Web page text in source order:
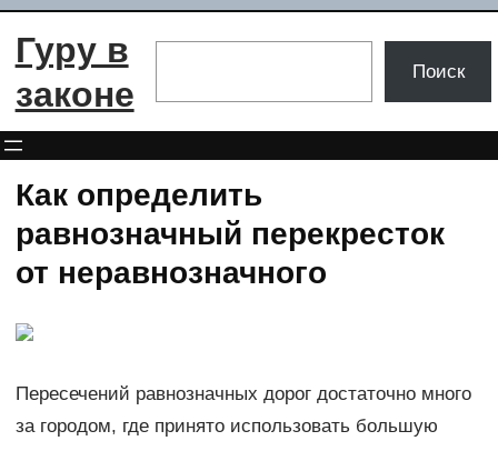
Перейти
Гуру в
законе
Поиск
Как определить
равнозначный перекресток
от неравнозначного
Пересечений равнозначных дорог достаточно много
за городом, где принято использовать большую